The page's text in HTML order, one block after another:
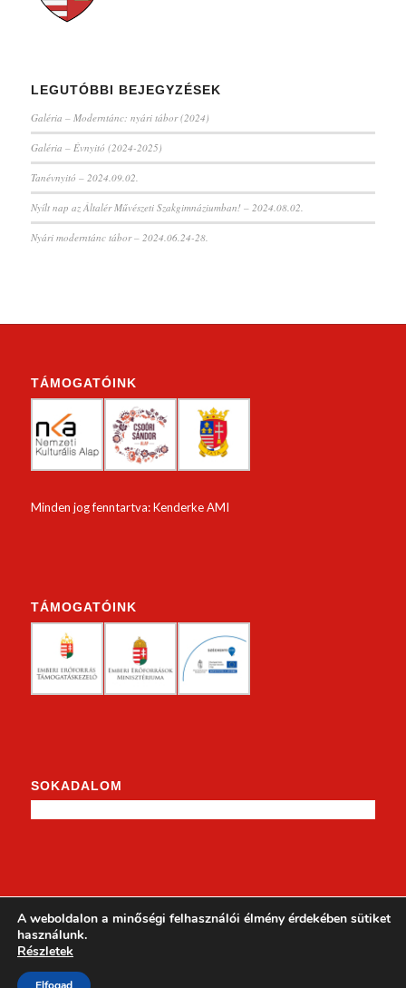
LEGUTÓBBI BEJEGYZÉSEK
Galéria – Moderntánc: nyári tábor (2024)
Galéria – Évnyitó (2024-2025)
Tanévnyitó – 2024.09.02.
Nyílt nap az Általér Művészeti Szakgimnáziumban! – 2024.08.02.
Nyári moderntánc tábor – 2024.06.24-28.
TÁMOGATÓINK
Minden jog fenntartva: Kenderke AMI
TÁMOGATÓINK
SOKADALOM
A weboldalon a minőségi felhasználói élmény érdekében sütiket
használunk.
Részletek